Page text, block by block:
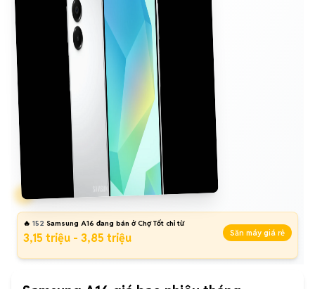
🔥 152 Samsung A16 đang bán ở Chợ Tốt chỉ từ
3,15 triệu - 3,85 triệu Săn máy giá rẻ